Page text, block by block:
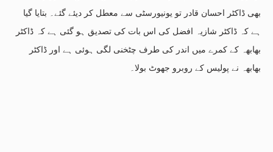
بھی ڈاکٹر احسان قادر تو یونیورسٹی سے معطل کر دیئے گئے۔ بتایا گیا
ہے کہ ڈاکٹر شازیہ افضل کی اس بات کی تصدیق ہو گئی ہے کہ ڈاکٹر
بھابھہ کے کمرے میں اندر کی طرف چٹخنی لگی ہوئی ہے اور ڈاکٹر
بھابھہ نے پولیس کے روبرو جھوٹ بولا۔